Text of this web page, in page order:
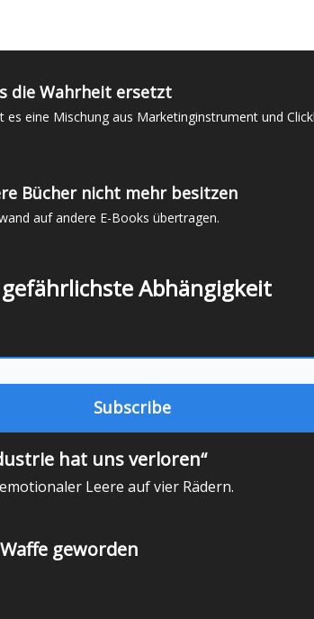
die Wahrheit ersetzt
eine Mischung aus Marketinginstrument und
Bücher nicht mehr besitzen
auf andere E-Books übertragen.
Abhängigkeit
hat uns verloren“
Leere auf vier Rädern.
geworden